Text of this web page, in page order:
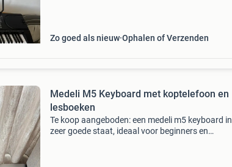
Zo goed als nieuw Ophalen of Verzenden
Medeli M5 Keyboard met koptelefoon en
lesboeken
Te koop aangeboden: een medeli m5 keyboard in
zeer goede staat, ideaal voor beginners en